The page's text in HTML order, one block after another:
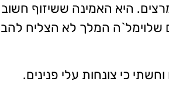
היא האמינה ששיזוף
שלוימל`ה המלך לא הצליח
כי צונחות עלי פנינים.